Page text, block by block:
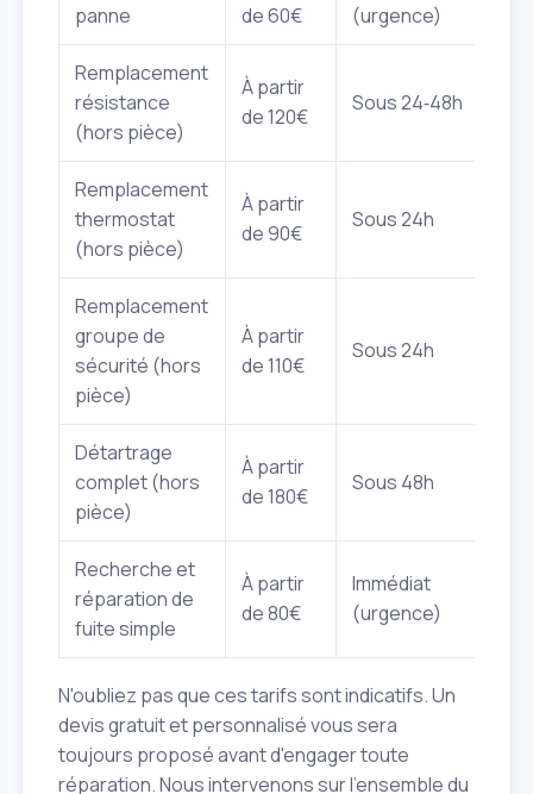
panne
de 60€
(urgence)
Remplacement
résistance
(hors pièce)
À partir
de 120€
Sous 24‑48h
Remplacement
thermostat
(hors pièce)
À partir
de 90€
Sous 24h
Remplacement
groupe de
sécurité (hors
pièce)
À partir
de 110€
Sous 24h
Détartrage
complet (hors
pièce)
À partir
de 180€
Sous 48h
Recherche et
réparation de
fuite simple
À partir
de 80€
Immédiat
(urgence)
N'oubliez pas que ces tarifs sont indicatifs. Un
devis gratuit et personnalisé vous sera
toujours proposé avant d'engager toute
réparation. Nous intervenons sur l'ensemble du